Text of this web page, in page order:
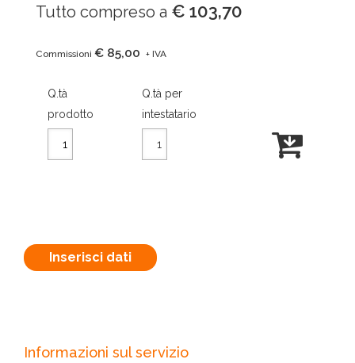
Tutto compreso a € 103,70
Commissioni € 85,00 + IVA
Q.tà
prodotto
Q.tà per
intestatario
Inserisci dati
Informazioni sul servizio